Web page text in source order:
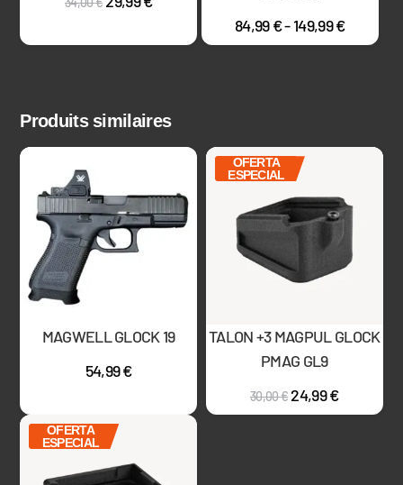
84,99€-149,99€
Produits similaires
MAGWELL GLOCK 19
54,99€
OFERTA
ESPECIAL
TALON +3 MAGPUL GLOCK
PMAG GL9
30,00€ 24,99€
OFERTA
ESPECIAL